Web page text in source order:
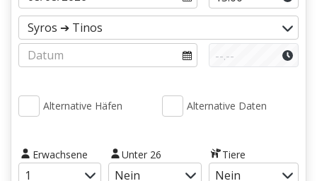
Alternative Häfen Alternative Daten
Erwachsene Unter 26 Tiere